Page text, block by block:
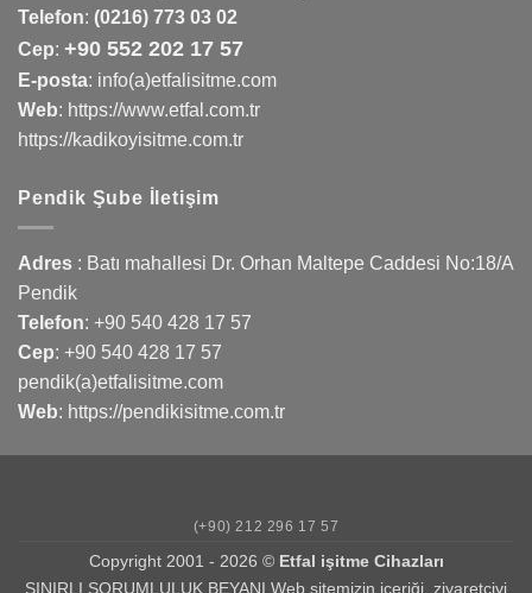
Telefon: (0216) 773 03 02
Cep: +90 552 202 17 57
E-posta: info(a)etfalisitme.com
Web: https://www.etfal.com.tr
https://kadikoyisitme.com.tr
Pendik Şube İletişim
Adres : Batı mahallesi Dr. Orhan Maltepe Caddesi No:18/A
Pendik
Telefon: +90 540 428 17 57
Cep: +90 540 428 17 57
pendik(a)etfalisitme.com
Web: https://pendikisitme.com.tr
(+90) 212 296 17 57
Copyright 2001 - 2026 © Etfal işitme Cihazları
SINIRLI SORUMLULUK BEYANI Web sitemizin içeriği, ziyaretçiyi